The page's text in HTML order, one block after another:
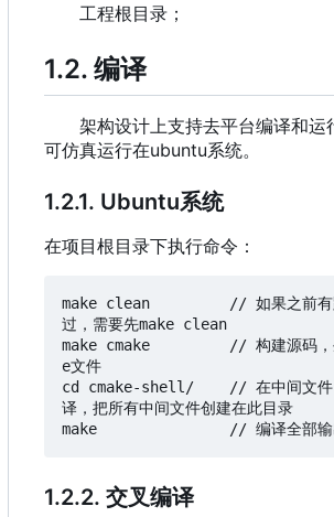
工程根目录；
1.2. 编译
架构设计上支持去平台编译和运
可仿真运行在ubuntu系统。
1.2.1. Ubuntu系统
在项目根目录下执行命令：
make clean         // 如果之前有
过 ， 需要先make clean
make cmake         // 构建源码 ，
e文件
cd cmake-shell/    // 在中间文件
译，把所有中间文件创建在此目录
1.2.2. 交叉编译